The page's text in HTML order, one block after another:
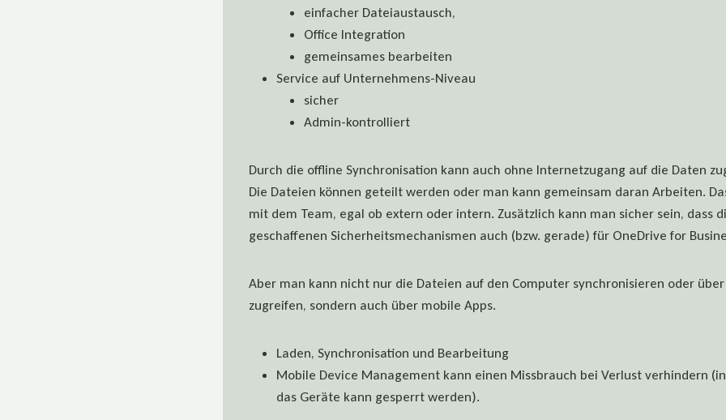
einfacher Dateiaustausch,
Office Integration
gemeinsames bearbeiten
Service auf Unternehmens-Niveau
sicher
Admin-kontrolliert
Durch die offline Synchronisation kann auch ohne Internetzugang auf die Daten
Die Dateien können geteilt werden oder man kann gemeinsam daran Arbeiten.
mit dem Team, egal ob extern oder intern. Zusätzlich kann man sicher sein, dass
geschaffenen Sicherheitsmechanismen auch (bzw. gerade) für OneDrive for
Aber man kann nicht nur die Dateien auf den Computer synchronisieren oder
zugreifen, sondern auch über mobile Apps.
Laden, Synchronisation und Bearbeitung
Mobile Device Management kann einen Missbrauch bei Verlust verhindern
das Geräte kann gesperrt werden).